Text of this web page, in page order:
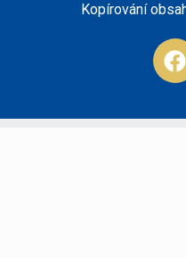
Kopírování